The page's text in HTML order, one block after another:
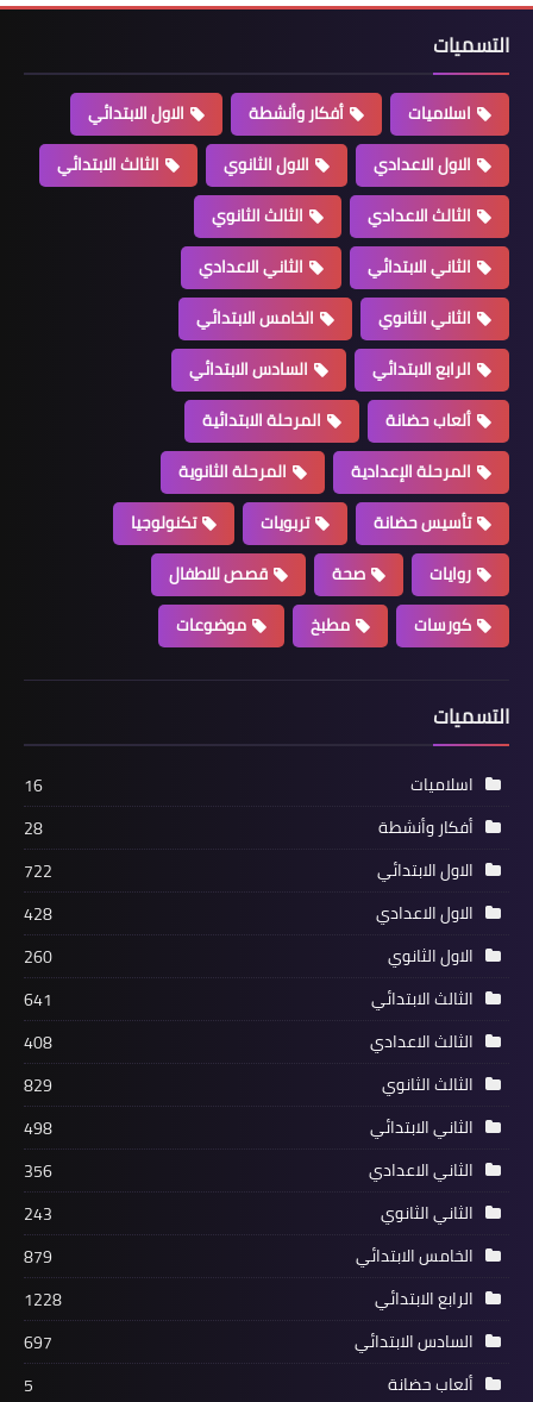
التسميات
اسلاميات أفكار وأنشطة
الاول الابتدائي
الاول الاعدادي
الاول الثانوي
الثالث الابتدائي
الثالث الاعدادي
الثالث الثانوي
الثاني الابتدائي
الثاني الاعدادي
الثاني الثانوي
الخامس الابتدائي
الرابع الابتدائي
السادس الابتدائي
ألعاب حضانة
المرحلة الابتدائية
المرحلة الإعدادية
المرحلة الثانوية
تأسيس حضانة
تربويات
تكنولوجيا
روايات
صحة
قصص للاطفال
كورسات
مطبخ موضوعات
التسميات
اسلاميات
16
أفكار وأنشطة
28
الاول الابتدائي
722
الاول الاعدادي
428
الاول الثانوي
260
الثالث الابتدائي
641
الثالث الاعدادي
408
الثالث الثانوي
829
الثاني الابتدائي
498
الثاني الاعدادي
356
الثاني الثانوي
243
الخامس الابتدائي
879
الرابع الابتدائي
1228
السادس الابتدائي
697
ألعاب حضانة
5